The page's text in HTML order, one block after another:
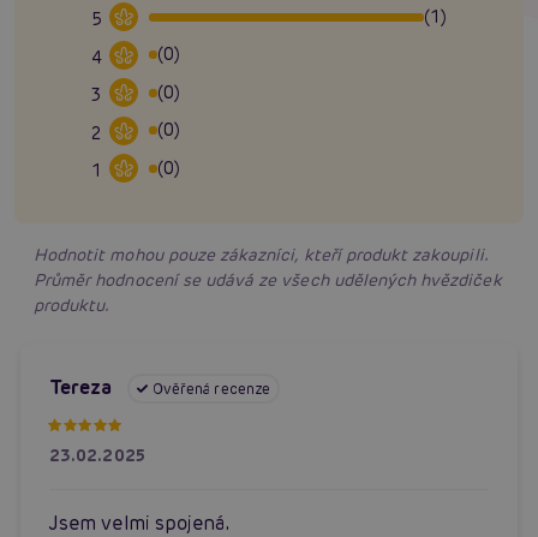
5
(1)
4
(0)
3
(0)
2
(0)
1
(0)
Hodnotit mohou pouze zákazníci, kteří produkt zakoupili.
Průměr hodnocení se udává ze všech udělených hvězdiček
produktu.
Tereza Ověřená recenze
23.02.2025
Jsem velmi spojená.